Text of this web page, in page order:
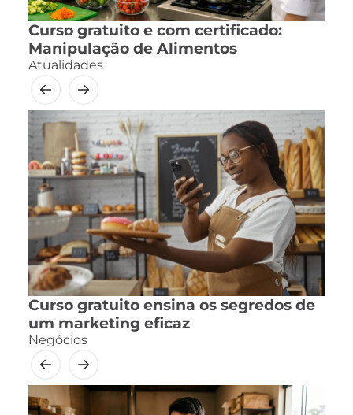
Curso gratuito e com certificado:
Manipulação de Alimentos
Atualidades
Curso gratuito ensina os segredos de
um marketing eficaz
Negócios